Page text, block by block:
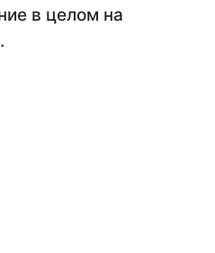
в целом на